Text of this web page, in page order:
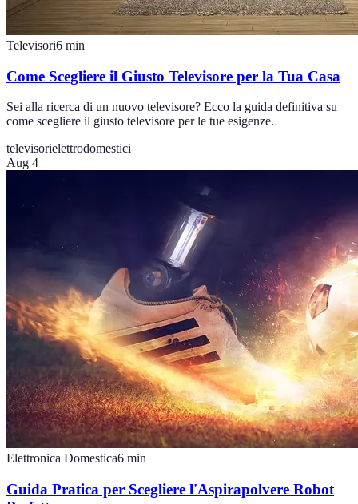
Televisori6 min
Come Scegliere il Giusto Televisore per la Tua Casa
Sei alla ricerca di un nuovo televisore? Ecco la guida definitiva su
come scegliere il giusto televisore per le tue esigenze.
televisorielettrodomestici
Aug 4
Elettronica Domestica6 min
Guida Pratica per Scegliere l'Aspirapolvere Robot